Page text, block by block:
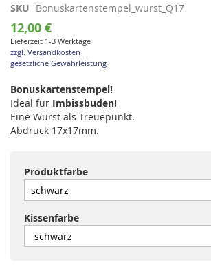
Zum
Anfang
der
Bildgalerie
springen
SKU Bonuskartenstempel_wurst_Q17
12,00 €
Lieferzeit 1-3 Werktage
zzgl. Versandkosten
gesetzliche Gewährleistung
Bonuskartenstempel!
Ideal für Imbissbuden!
Eine Wurst als Treuepunkt.
Abdruck 17x17mm.
Produktfarbe
Kissenfarbe